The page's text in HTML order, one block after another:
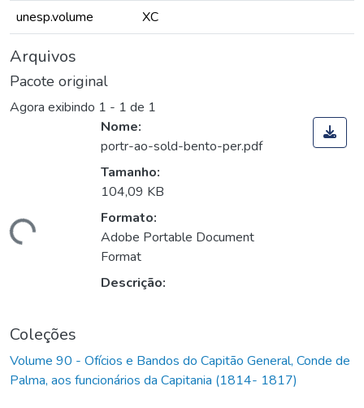
unesp.volume
XC
Arquivos
Pacote original
Agora exibindo 1 - 1 de 1
Nome:
portr-ao-sold-bento-per.pdf
Tamanho:
104,09 KB
Formato:
Adobe Portable Document
Format
Descrição:
Coleções
Volume 90 - Ofícios e Bandos do Capitão General, Conde de
Palma, aos funcionários da Capitania (1814- 1817)